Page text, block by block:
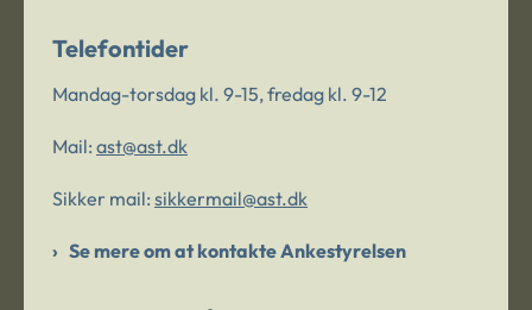
Telefontider
Mandag-torsdag kl. 9-15, fredag kl. 9-12
Mail: ast@ast.dk
Sikker mail: sikkermail@ast.dk
Se mere om at kontakte Ankestyrelsen